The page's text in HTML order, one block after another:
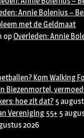
Annie Bolenius –
met de Geldmaat
op Overleden: Annie
Kom Walking
Biezenmortel,
hoe zit dat? 5
Vereniging 55+ 5
2026